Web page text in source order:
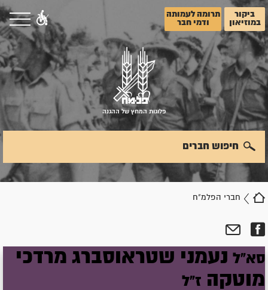
ביקור
במוזיאון
תרומה לעמותה
ודמי חבר
פלוגות המחץ של ההגנה
חברי הפלמ"ח
חיפוש חברים
סא"ל נעמני שטראוסברג מרדכי
מוטקה ז"ל